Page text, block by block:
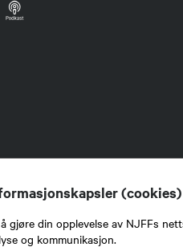
(cookies)
gjøre din opplevelse av NJFFs
og kommunikasjon.
Jon Olav
Sekretær
95832676